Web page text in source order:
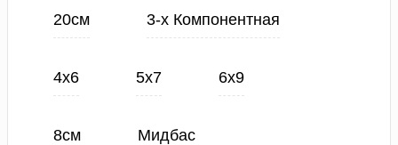
20см 3-х Компонентная
4х6 5х7 6х9
8см Мидбас